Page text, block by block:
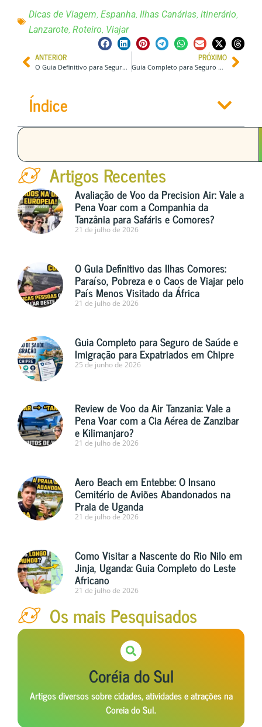
Dicas de Viagem, Espanha, Ilhas Canárias, itinerário,
Lanzarote, Roteiro, Viajar
ANTERIOR
O Guia Definitivo para Seguro de Saúde e Migração para Expatriados na Indonésia
PRÓXIMO
Guia Completo para Seguro de Saúde e Imigração para Expatriados na Grécia
Índice
Artigos Recentes
Avaliação de Voo da Precision Air: Vale a
Pena Voar com a Companhia da
Tanzânia para Safáris e Comores?
21 de julho de 2026
O Guia Definitivo das Ilhas Comores:
Paraíso, Pobreza e o Caos de Viajar pelo
País Menos Visitado da África
21 de julho de 2026
Guia Completo para Seguro de Saúde e
Imigração para Expatriados em Chipre
25 de junho de 2026
Review de Voo da Air Tanzania: Vale a
Pena Voar com a Cia Aérea de Zanzibar
e Kilimanjaro?
21 de julho de 2026
Aero Beach em Entebbe: O Insano
Cemitério de Aviões Abandonados na
Praia de Uganda
21 de julho de 2026
Como Visitar a Nascente do Rio Nilo em
Jinja, Uganda: Guia Completo do Leste
Africano
21 de julho de 2026
Os mais Pesquisados
Coréia do Sul
Artigos diversos sobre cidades, atividades e atrações na
Coreia do Sul.